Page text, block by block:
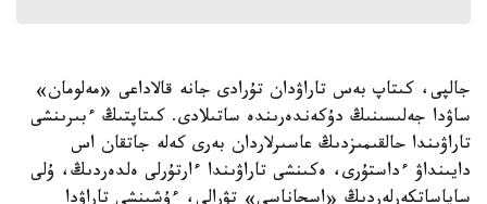
جالپى، كىتاپ بەس تاراۋدان تۇرادى جانە قالاداعى «مەلومان»
ساۋدا جەلىسىنىڭ دۇكەندەرىندە ساتىلادى. كىتاپتىڭ ءبىرىنشى
تاراۋىندا حالقىمىزدىڭ عاسىرلاردان بەرى كەلە جاتقان اس
دايىنداۋ ءداستۇرى، ەكىنشى تاراۋىندا ءارتۇرلى ەلدەردىڭ، ۇلى